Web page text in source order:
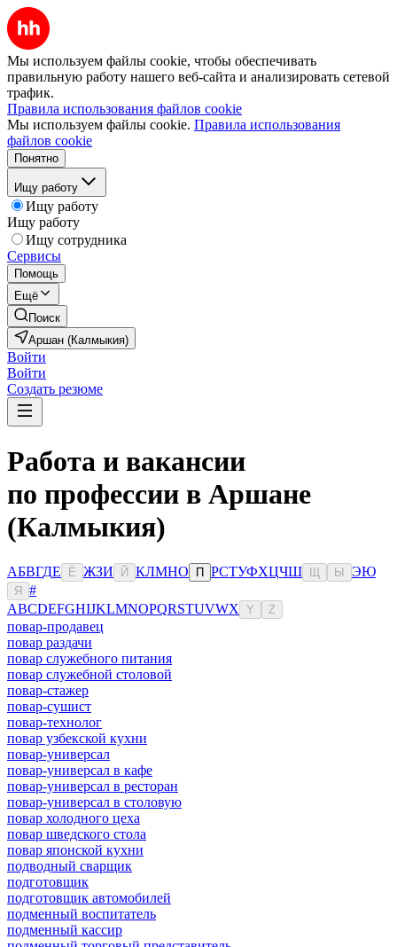
Мы используем файлы cookie, чтобы обеспечивать
правильную работу нашего веб-сайта и анализировать сетевой
трафик.
Правила использования файлов cookie
Мы используем файлы cookie. Правила использования
файлов cookie
Понятно
Ищу работу
Ищу работу
Ищу работу
Ищу сотрудника
Сервисы
Помощь
Ещё
Поиск
Аршан (Калмыкия)
Войти
Войти
Создать резюме
Работа и вакансии
по профессии в Аршане
(Калмыкия)
АБВГДЕ Ё ЖЗИ Й КЛМНО П РСТУФХЦЧШ Ы ЭЮ
Я
#
ABCDEFGHIJKLMNOPQRSTUVWX Y Z
повар-продавец
повар раздачи
повар служебного питания
повар служебной столовой
повар-стажер
повар-сушист
повар-технолог
повар узбекской кухни
повар-универсал
повар-универсал в кафе
повар-универсал в ресторан
повар-универсал в столовую
повар холодного цеха
повар шведского стола
повар японской кухни
подводный сварщик
подготовщик
подготовщик автомобилей
подменный воспитатель
подменный кассир